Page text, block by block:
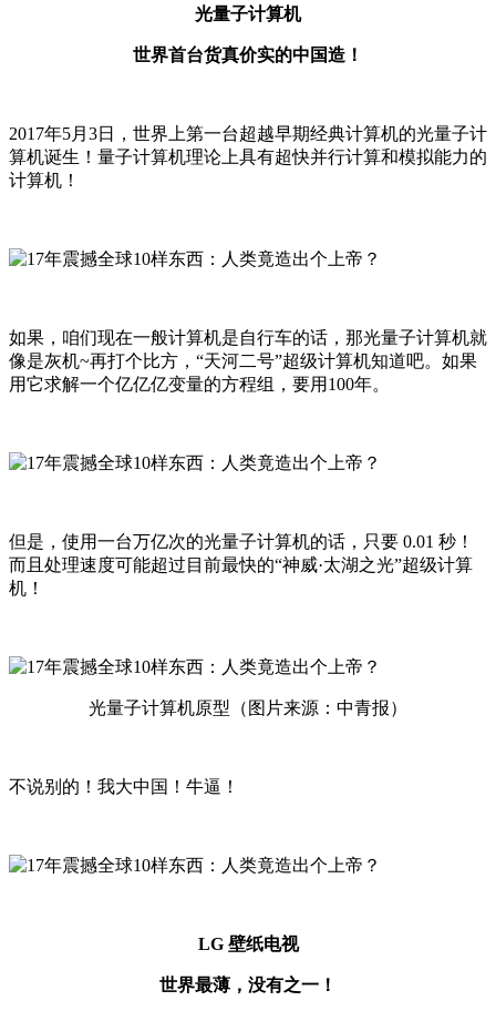
光量子计算机
世界首台货真价实的中国造！
2017年5月3日，世界上第一台超越早期经典计算机的光量子计
算机诞生！量子计算机理论上具有超快并行计算和模拟能力的
计算机！
如果，咱们现在一般计算机是自行车的话，那光量子计算机就
像是灰机~再打个比方，“天河二号”超级计算机知道吧。如果
用它求解一个亿亿亿变量的方程组，要用100年。
但是，使用一台万亿次的光量子计算机的话，只要 0.01 秒！
而且处理速度可能超过目前最快的“神威·太湖之光”超级计算
机！
光量子计算机原型（图片来源：中青报）
不说别的！我大中国！牛逼！
LG 壁纸电视
世界最薄，没有之一！